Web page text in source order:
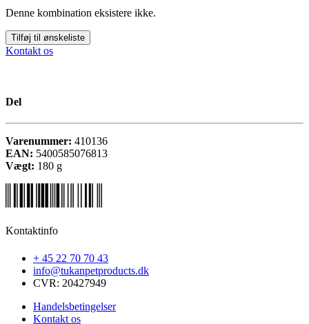
Denne kombination eksistere ikke.
Tilføj til ønskeliste
Kontakt os
Del
Varenummer: 410136
EAN: 5400585076813
Vægt: 180 g
Kontaktinfo
+ 45 22 70 70 43
info@tukanpetproducts.dk
CVR: 20427949
Handelsbetingelser
Kontakt os